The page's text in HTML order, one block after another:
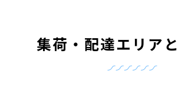
集荷・配達エリア